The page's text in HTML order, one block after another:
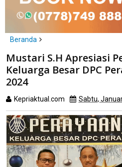
Beranda
Mustari S.H Apresiasi Perayaan
Batam Tahun 2024
Mustari S.H Apresiasi
Keluarga Besar DPC
2024
Kepriaktual.com Sabtu,